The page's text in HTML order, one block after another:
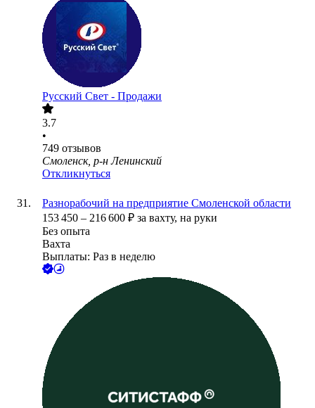
Русский Свет - Продажи
3.7
•
749 отзывов
Смоленск, р-н Ленинский
Откликнуться
Разнорабочий на предприятие Смоленской области
153 450 – 216 600 ₽ за вахту, на руки
Без опыта
Вахта
Выплаты: Раз в неделю